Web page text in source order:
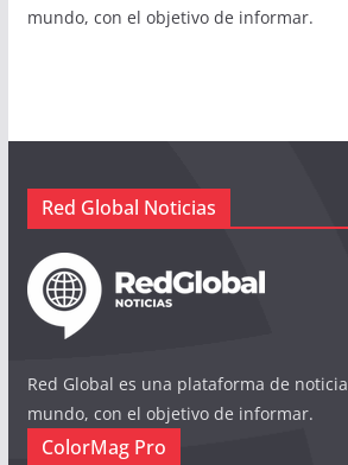
mundo, con el objetivo de informar.
Red Global Noticias
Red Global es una plataforma de
mundo, con el objetivo de informar.
ColorMag Pro